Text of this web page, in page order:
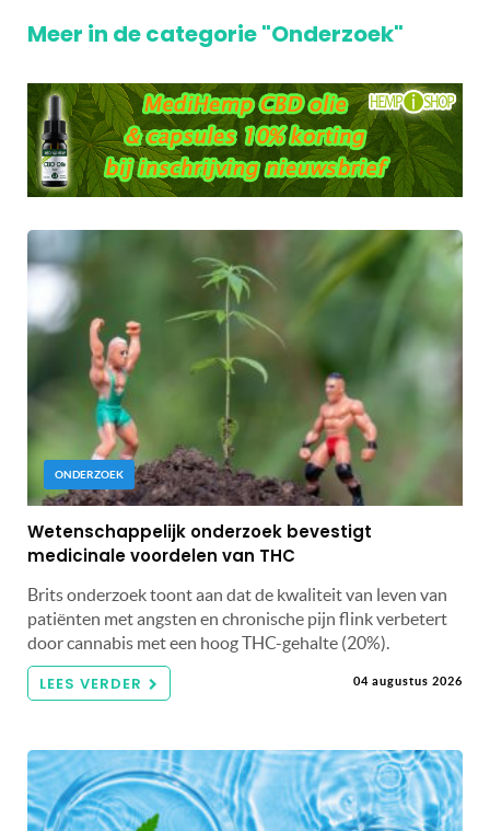
Meer in de categorie "Onderzoek"
ONDERZOEK
Wetenschappelijk onderzoek bevestigt
medicinale voordelen van THC
Brits onderzoek toont aan dat de kwaliteit van leven van
patiënten met angsten en chronische pijn flink verbetert
door cannabis met een hoog THC-gehalte (20%).
LEES VERDER 04 augustus 2026